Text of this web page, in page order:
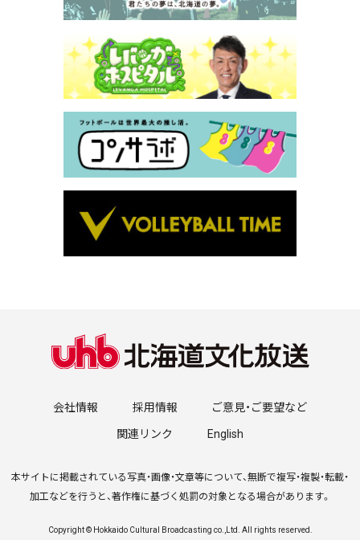
会社情報 採用情報 ご意見・ご要望など
関連リンク English
本サイトに掲載されている写真・画像・文章等について、無断で複写・複製・転載・
加工などを行うと、著作権に基づく処罰の対象となる場合があります。
Copyright © Hokkaido Cultural Broadcasting co.,Ltd. All rights reserved.